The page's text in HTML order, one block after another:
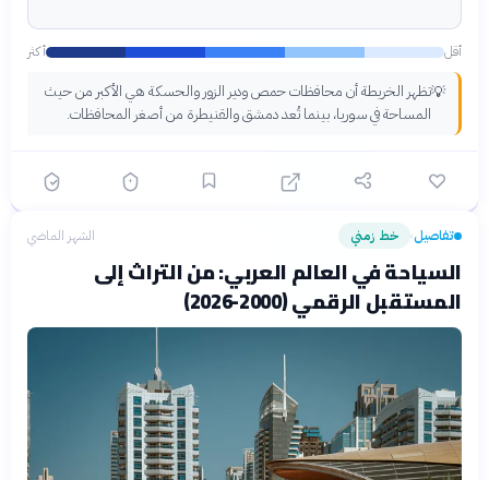
أقل أكثر
💡تظهر الخريطة أن محافظات حمص ودير الزور والحسكة هي الأكبر من حيث
المساحة في سوريا، بينما تُعد دمشق والقنيطرة من أصغر المحافظات.
تفاصيل› خط زمني الشهر الماضي
السياحة في العالم العربي: من التراث إلى
المستقبل الرقمي (2000-2026)